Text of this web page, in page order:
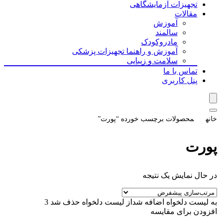
تجهیزات آزمایشگاهی
مقالات
آموزش
سالمند
مادروکودک
آموزش و راهنما تجهیزات پزشکی
سلامت و زیبایی
تماس با ما
پنل کاربری
خانه محصولات برچسب خورده “پورت”
پورت
در حال نمایش یک نتیجه
به لیست دلخواه اضافه شد از لیست دلخواه حذف شد 3
افزودن برای مقایسه